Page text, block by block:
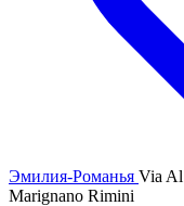
Эмилия-Романья Via
Marignano Rimini